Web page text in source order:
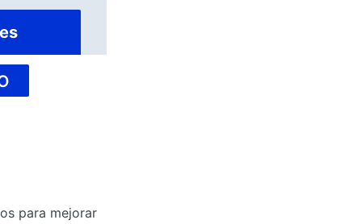
para mejorar